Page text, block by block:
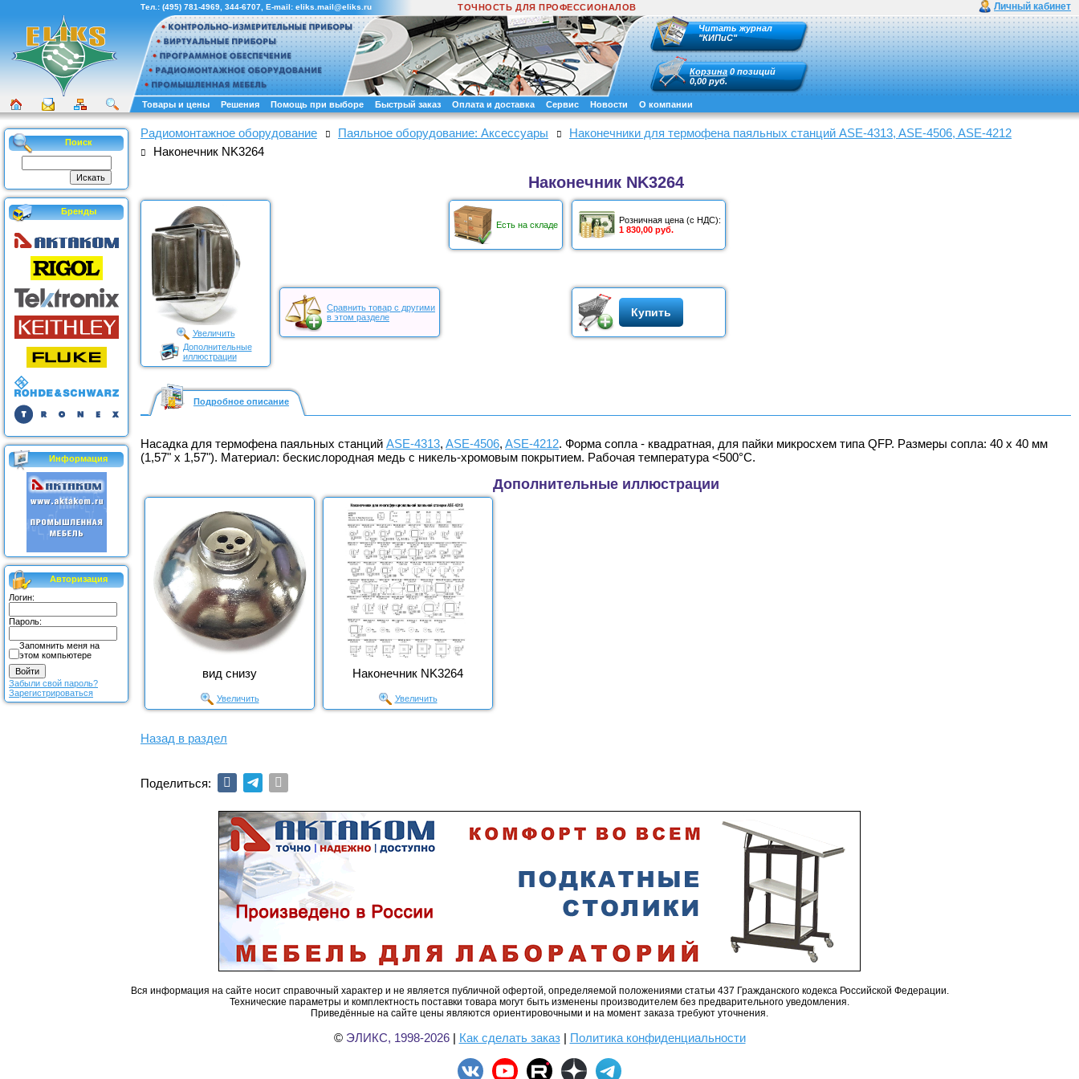
Личный кабинет
Тел.: (495) 781-4969 344-6707 , E-mail: eliks.mail@eliks.ru ТОЧНОСТЬ ДЛЯ ПРОФЕССИОНАЛОВ
Читать журнал
"КИПиС"
Корзина 0 позиций
0,00 руб.
Товары и цены Решения Помощь при выборе Быстрый заказ Оплата и доставка Сервис Новости О компании
Поиск
Бренды
Информация
Авторизация
Логин:
Пароль:
Запомнить меня на
этом компьютере
Забыли свой пароль?
Зарегистрироваться
Радиомонтажное оборудование Паяльное оборудование: Аксессуары
Наконечники для термофена паяльных станций ASE-4313, ASE-4506, ASE-4212
Наконечник NK3264
Наконечник NK3264
Увеличить
Дополнительные
иллюстрации
Есть на складе
Розничная цена (с НДС):
1 830,00 руб.
Сравнить товар с другими
в этом разделе
Купить
Подробное описание
Насадка для термофена паяльных станций ASE-4313, ASE-4506, ASE-4212. Форма сопла - квадратная, для пайки микросхем типа QFP. Размеры сопла: 40 х 40 мм
(1,57" х 1,57"). Материал: бескислородная медь с никель-хромовым покрытием. Рабочая температура <500°С.
Дополнительные иллюстрации
вид снизу
Увеличить
Наконечник NK3264
Увеличить
Назад в раздел
Поделиться:
Вся информация на сайте носит справочный характер и не является публичной офертой, определяемой положениями статьи 437 Гражданского кодекса Российской Федерации.
Технические параметры и комплектность поставки товара могут быть изменены производителем без предварительного уведомления.
Приведённые на сайте цены являются ориентировочными и на момент заказа требуют уточнения.
© ЭЛИКС, 1998-2026| Как сделать заказ| Политика конфиденциальности